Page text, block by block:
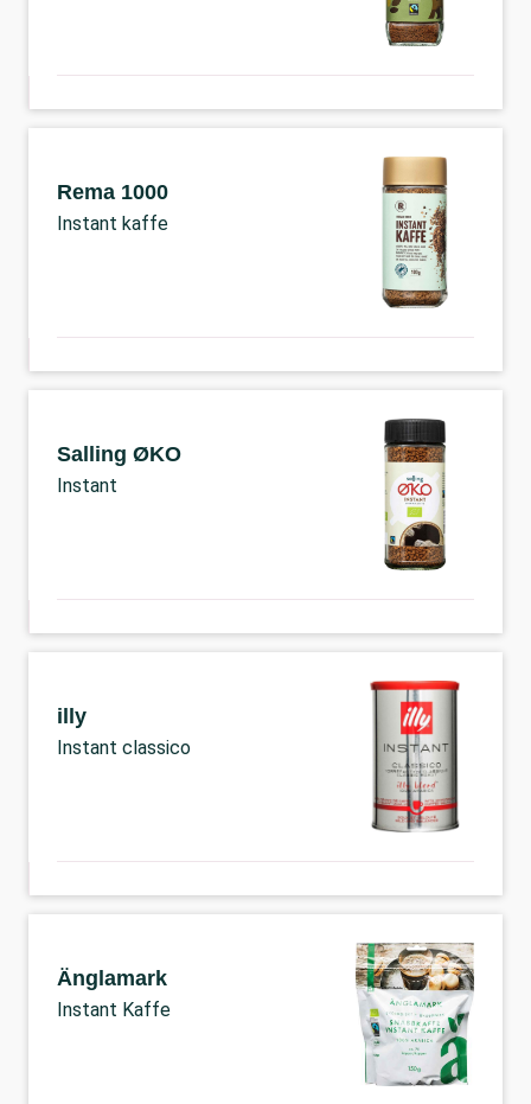
Rema 1000
Instant kaffe
Salling ØKO
Instant
illy
Instant classico
Änglamark
Instant Kaffe